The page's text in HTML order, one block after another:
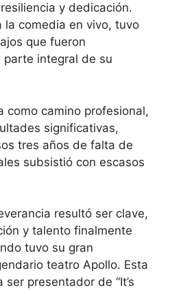
y dedicación.
comedia en vivo, tuvo
que fueron
integral de su
como camino profesional,
significativas,
tres años de falta de
subsistió con escasos
resultó ser clave,
y talento finalmente
tuvo su gran
teatro Apollo. Esta
presentador de “It’s